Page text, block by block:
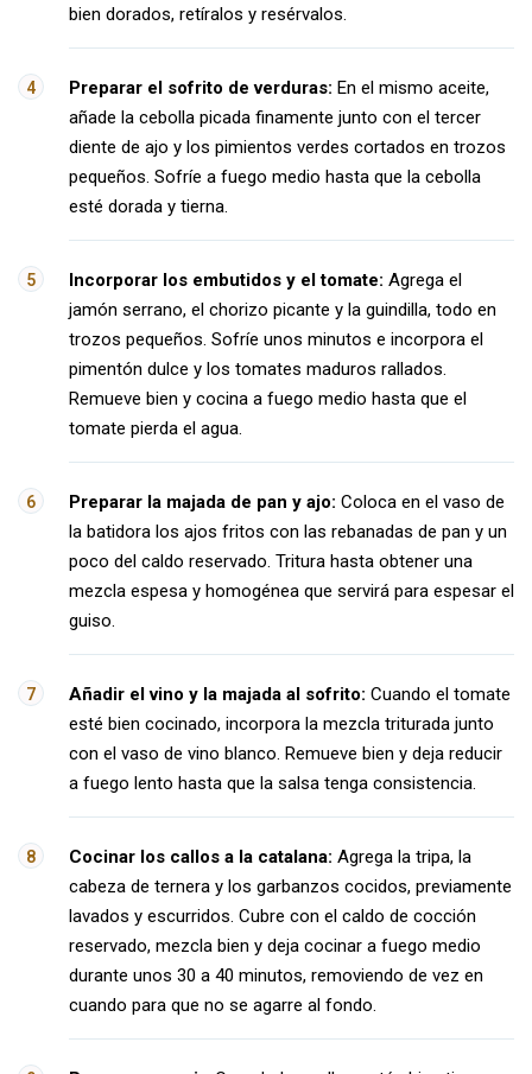
bien dorados, retíralos y resérvalos.
Preparar el sofrito de verduras: En el mismo aceite,
añade la cebolla picada finamente junto con el tercer
diente de ajo y los pimientos verdes cortados en trozos
pequeños. Sofríe a fuego medio hasta que la cebolla
esté dorada y tierna.
Incorporar los embutidos y el tomate: Agrega el
jamón serrano, el chorizo picante y la guindilla, todo en
trozos pequeños. Sofríe unos minutos e incorpora el
pimentón dulce y los tomates maduros rallados.
Remueve bien y cocina a fuego medio hasta que el
tomate pierda el agua.
Preparar la majada de pan y ajo: Coloca en el vaso de
la batidora los ajos fritos con las rebanadas de pan y un
poco del caldo reservado. Tritura hasta obtener una
mezcla espesa y homogénea que servirá para espesar el
guiso.
Añadir el vino y la majada al sofrito: Cuando el tomate
esté bien cocinado, incorpora la mezcla triturada junto
con el vaso de vino blanco. Remueve bien y deja reducir
a fuego lento hasta que la salsa tenga consistencia.
Cocinar los callos a la catalana: Agrega la tripa, la
cabeza de ternera y los garbanzos cocidos, previamente
lavados y escurridos. Cubre con el caldo de cocción
reservado, mezcla bien y deja cocinar a fuego medio
durante unos 30 a 40 minutos, removiendo de vez en
cuando para que no se agarre al fondo.